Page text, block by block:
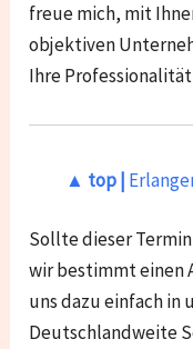
freue mich, mit
objektiven
Ihre
▲ top |
Sollte dieser
wir bestimmt einen
uns dazu einfach in
Deutschlandweite